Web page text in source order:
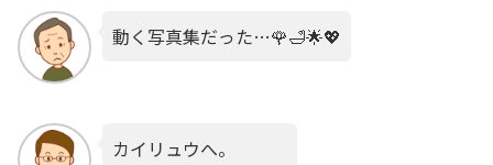
動く写真集だった…🌹🛁🌟💖
カイリュウへ。